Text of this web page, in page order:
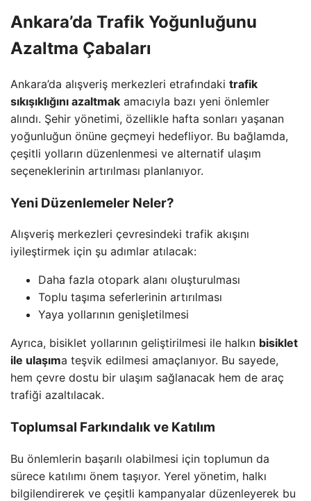
Ankara’da Trafik Yoğunluğunu
Azaltma Çabaları
Ankara’da alışveriş merkezleri etrafındaki trafik
sıkışıklığını azaltmak amacıyla bazı yeni önlemler
alındı. Şehir yönetimi, özellikle hafta sonları yaşanan
yoğunluğun önüne geçmeyi hedefliyor. Bu bağlamda,
çeşitli yolların düzenlenmesi ve alternatif ulaşım
seçeneklerinin artırılması planlanıyor.
Yeni Düzenlemeler Neler?
Alışveriş merkezleri çevresindeki trafik akışını
iyileştirmek için şu adımlar atılacak:
Daha fazla otopark alanı oluşturulması
Toplu taşıma seferlerinin artırılması
Yaya yollarının genişletilmesi
Ayrıca, bisiklet yollarının geliştirilmesi ile halkın bisiklet
ile ulaşıma teşvik edilmesi amaçlanıyor. Bu sayede,
hem çevre dostu bir ulaşım sağlanacak hem de araç
trafiği azaltılacak.
Toplumsal Farkındalık ve Katılım
Bu önlemlerin başarılı olabilmesi için toplumun da
sürece katılımı önem taşıyor. Yerel yönetim, halkı
bilgilendirerek ve çeşitli kampanyalar düzenleyerek bu